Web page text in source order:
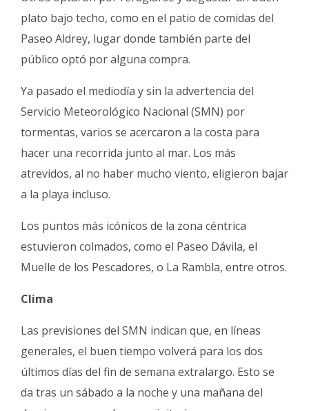
plato bajo techo, como en el patio de comidas del
Paseo Aldrey, lugar donde también parte del
público optó por alguna compra.
Ya pasado el mediodía y sin la advertencia del
Servicio Meteorológico Nacional (SMN) por
tormentas, varios se acercaron a la costa para
hacer una recorrida junto al mar. Los más
atrevidos, al no haber mucho viento, eligieron bajar
a la playa incluso.
Los puntos más icónicos de la zona céntrica
estuvieron colmados, como el Paseo Dávila, el
Muelle de los Pescadores, o La Rambla, entre otros.
Clima
Las previsiones del SMN indican que, en líneas
generales, el buen tiempo volverá para los dos
últimos días del fin de semana extralargo. Esto se
da tras un sábado a la noche y una mañana del